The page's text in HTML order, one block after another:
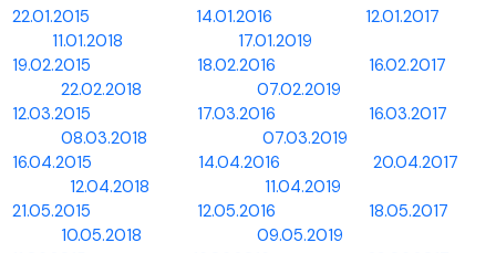
22.01.2015 14.01.2016
12.01.2017
11.01.2018
17.01.2019
19.02.2015
18.02.2016
16.02.2017
22.02.2018
07.02.2019
12.03.2015
17.03.2016
16.03.2017
08.03.2018
07.03.2019
16.04.2015
14.04.2016
20.04.2017
12.04.2018
11.04.2019
21.05.2015
12.05.2016
18.05.2017
10.05.2018
09.05.2019